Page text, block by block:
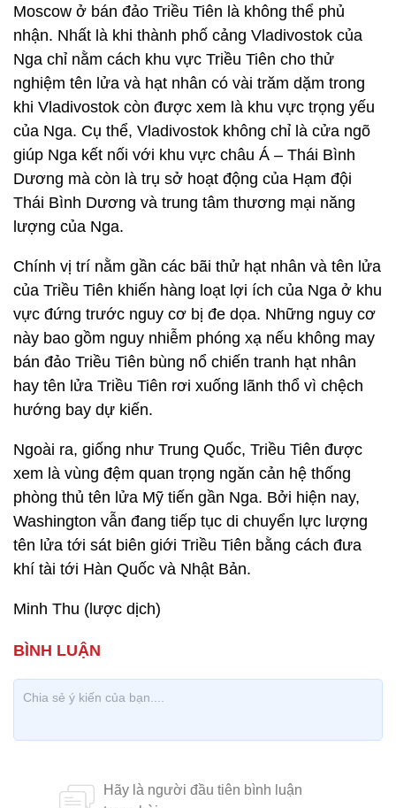
Moscow ở bán đảo Triều Tiên là không thể phủ
nhận. Nhất là khi thành phố cảng Vladivostok của
Nga chỉ nằm cách khu vực Triều Tiên cho thử
nghiệm tên lửa và hạt nhân có vài trăm dặm trong
khi Vladivostok còn được xem là khu vực trọng yếu
của Nga. Cụ thể, Vladivostok không chỉ là cửa ngõ
giúp Nga kết nối với khu vực châu Á – Thái Bình
Dương mà còn là trụ sở hoạt động của Hạm đội
Thái Bình Dương và trung tâm thương mại năng
lượng của Nga.
Chính vị trí nằm gần các bãi thử hạt nhân và tên lửa
của Triều Tiên khiến hàng loạt lợi ích của Nga ở khu
vực đứng trước nguy cơ bị đe dọa. Những nguy cơ
này bao gồm nguy nhiễm phóng xạ nếu không may
bán đảo Triều Tiên bùng nổ chiến tranh hạt nhân
hay tên lửa Triều Tiên rơi xuống lãnh thổ vì chệch
hướng bay dự kiến.
Ngoài ra, giống như Trung Quốc, Triều Tiên được
xem là vùng đệm quan trọng ngăn cản hệ thống
phòng thủ tên lửa Mỹ tiến gần Nga. Bởi hiện nay,
Washington vẫn đang tiếp tục di chuyển lực lượng
tên lửa tới sát biên giới Triều Tiên bằng cách đưa
khí tài tới Hàn Quốc và Nhật Bản.
Minh Thu (lược dịch)